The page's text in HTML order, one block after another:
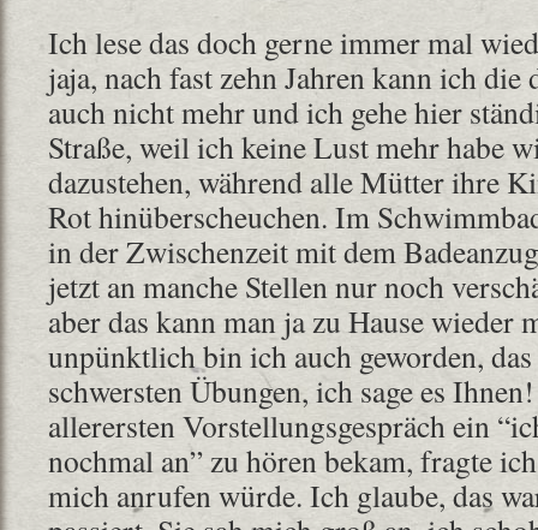
Ich lese das doch gerne immer mal
jaja, nach fast zehn Jahren kann ich
auch nicht mehr und ich gehe hier
Straße, weil ich keine Lust mehr habe
dazustehen, während alle Mütter ihre
Rot hinüberscheuchen. Im
in der Zwischenzeit mit dem
jetzt an manche Stellen nur noch
aber das kann man ja zu Hause wieder
unpünktlich bin ich auch geworden,
schwersten Übungen, ich sage es
allerersten Vorstellungsgespräch ein
nochmal an” zu hören bekam, fragte
mich anrufen würde. Ich glaube, das